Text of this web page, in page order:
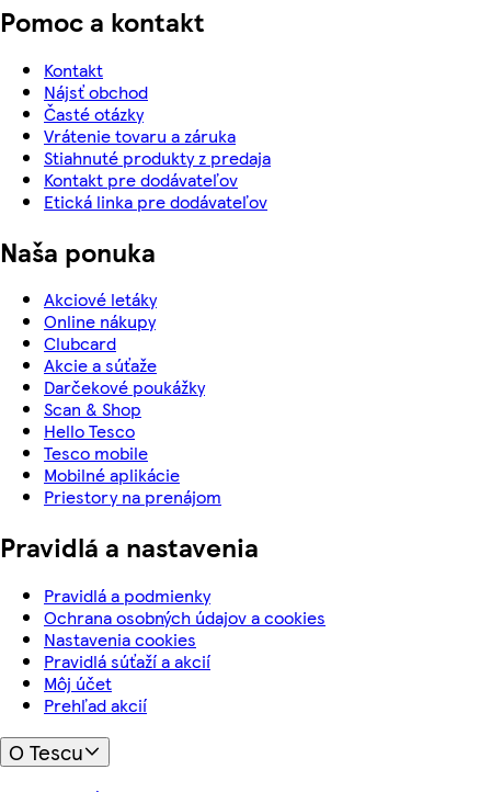
Pomoc a kontakt
Kontakt
Nájsť obchod
Časté otázky
Vrátenie tovaru a záruka
Stiahnuté produkty z predaja
Kontakt pre dodávateľov
Etická linka pre dodávateľov
Naša ponuka
Akciové letáky
Online nákupy
Clubcard
Akcie a súťaže
Darčekové poukážky
Scan & Shop
Hello Tesco
Tesco mobile
Mobilné aplikácie
Priestory na prenájom
Pravidlá a nastavenia
Pravidlá a podmienky
Ochrana osobných údajov a cookies
Nastavenia cookies
Pravidlá súťaží a akcií
Môj účet
Prehľad akcií
O Tescu